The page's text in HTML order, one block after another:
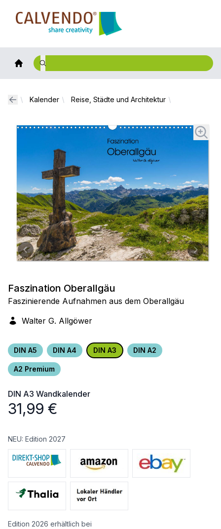
Calvendo
Kalender Reise, Städte und Architektur
Faszination Oberallgäu
Faszinierende Aufnahmen aus dem Oberallgäu
Walter G. Allgöwer
DIN A5 DIN A4 DIN A3 DIN A2
A2 Premium
DIN A3 Wandkalender
31,99 €
NEU: Edition 2027
Edition 2026 erhältlich bei